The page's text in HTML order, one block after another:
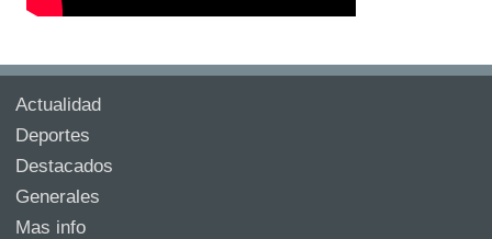
Actualidad
Deportes
Destacados
Generales
Mas info